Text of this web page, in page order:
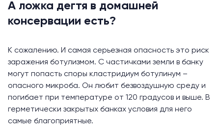
А ложка дегтя в домашней
консервации есть?
К сожалению. И самая серьезная опасность это риск
заражения ботулизмом. С частичками земли в банку
могут попасть споры кластридиум ботулинум –
опасного микроба. Он любит безвоздушную среду и
погибает при температуре от 120 градусов и выше. В
герметически закрытых банках условия для него
самые благоприятные.